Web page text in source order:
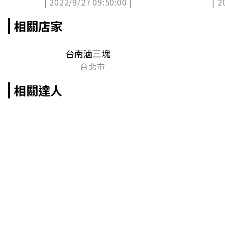
相關店家
台南滷三塊
台北市
相關達人